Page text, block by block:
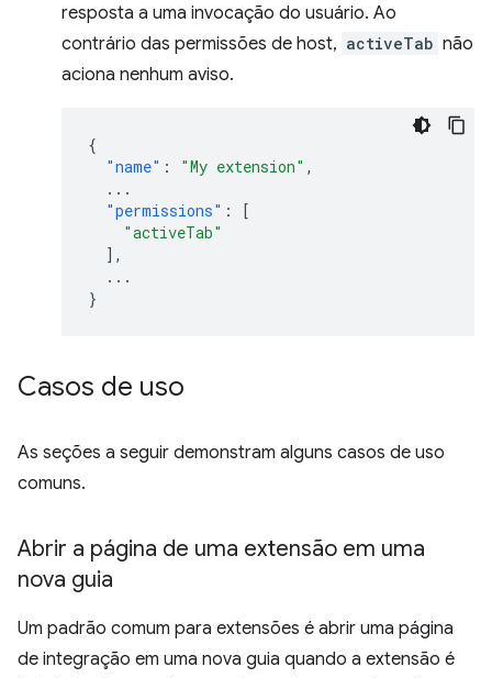
resposta a uma invocação do usuário. Ao
contrário das permissões de host, activeTab não
aciona nenhum aviso.
{
"name" : "My extension" ,
...
"permissions" :
[
"activeTab"
],
...
}
Casos de uso
As seções a seguir demonstram alguns casos de uso
comuns.
Abrir a página de uma extensão em uma
nova guia
Um padrão comum para extensões é abrir uma página
de integração em uma nova guia quando a extensão é